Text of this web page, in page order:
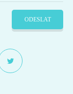
ODESLAT